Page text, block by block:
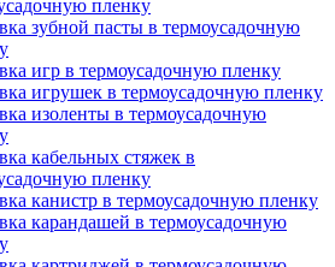
пленку
зубной пасты в термоусадочную
игр в термоусадочную пленку
игрушек в термоусадочную пленку
изоленты в термоусадочную
кабельных стяжек в
пленку
канистр в термоусадочную пленку
карандашей в термоусадочную